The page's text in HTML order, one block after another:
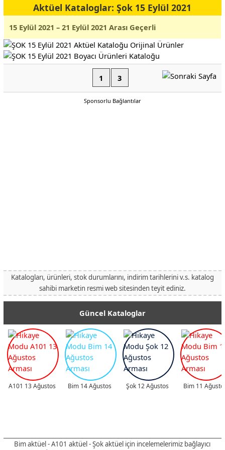
Aktüel Kataloglar: Şok 15 Eylül 2021
15 Eylül 2021 – 21 Eylül 2021 Arası Geçerli
1 3
Sponsorlu Bağlantılar
Katalogları, ürünleri, stok durumlarını, indirim tarihlerini v.s. katalog
sahibi marketin resmi web sitesinden teyit ediniz.
Güncel Kataloglar
A101 13 Ağustos Bim 14 Ağustos Şok 12 Ağustos Bim 11
Bim aktüel - A101 aktüel - Şok aktüel için incelemelerimiz bağlayıcı